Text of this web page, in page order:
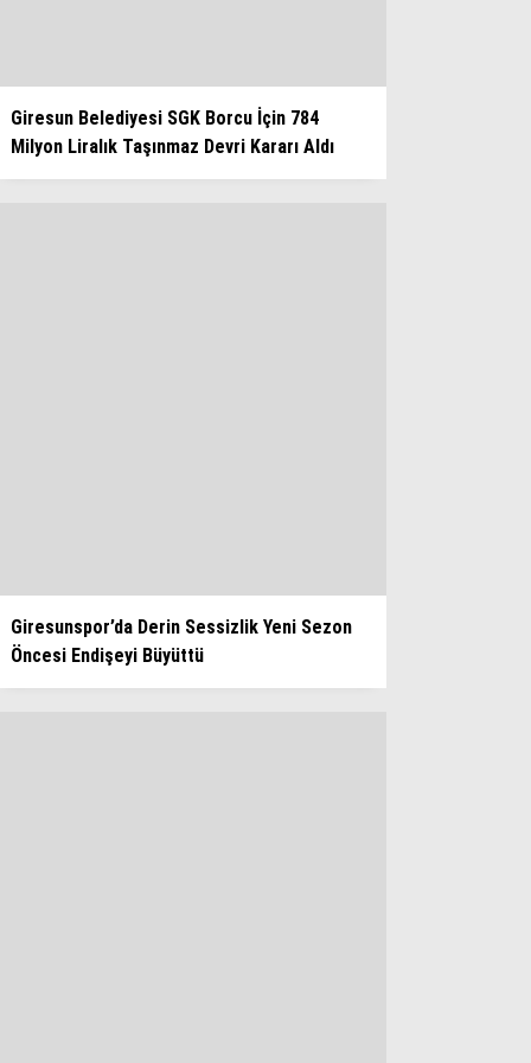
Giresun Belediyesi SGK Borcu İçin 784
Milyon Liralık Taşınmaz Devri Kararı Aldı
Giresunspor’da Derin Sessizlik Yeni Sezon
Öncesi Endişeyi Büyüttü